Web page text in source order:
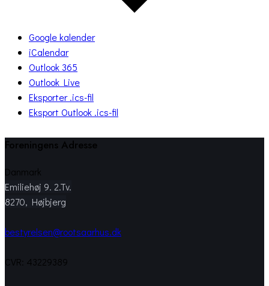
Google kalender
iCalendar
Outlook 365
Outlook Live
Eksporter .ics-fil
Eksport Outlook .ics-fil
Foreningens Adresse
Danmark
Emiliehøj 9. 2.Tv.
8270, Højbjerg
bestyrelsen@rootsaarhus.dk
CVR: 43229389